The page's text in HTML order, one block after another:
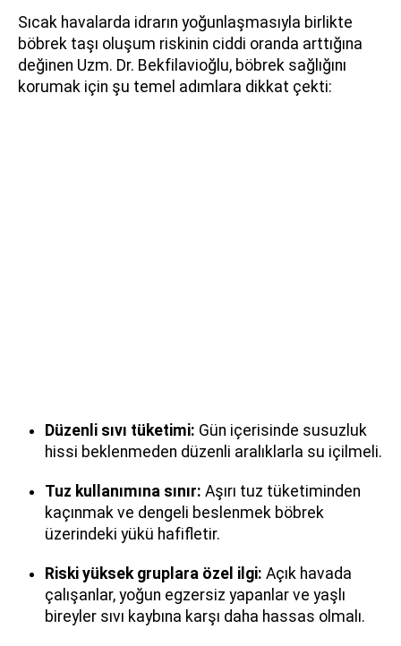
Sıcak havalarda idrarın yoğunlaşmasıyla birlikte
böbrek taşı oluşum riskinin ciddi oranda arttığına
değinen Uzm. Dr. Bekfilavioğlu, böbrek sağlığını
korumak için şu temel adımlara dikkat çekti:
Düzenli sıvı tüketimi: Gün içerisinde susuzluk
hissi beklenmeden düzenli aralıklarla su içilmeli.
Tuz kullanımına sınır: Aşırı tuz tüketiminden
kaçınmak ve dengeli beslenmek böbrek
üzerindeki yükü hafifletir.
Riski yüksek gruplara özel ilgi: Açık havada
çalışanlar, yoğun egzersiz yapanlar ve yaşlı
bireyler sıvı kaybına karşı daha hassas olmalı.